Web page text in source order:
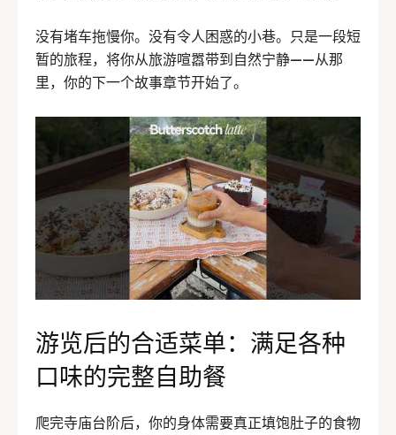
没有堵车拖慢你。没有令人困惑的小巷。只是一段短
暂的旅程，将你从旅游喧嚣带到自然宁静——从那
里，你的下一个故事章节开始了。
游览后的合适菜单：满足各种
口味的完整自助餐
爬完寺庙台阶后，你的身体需要真正填饱肚子的食物